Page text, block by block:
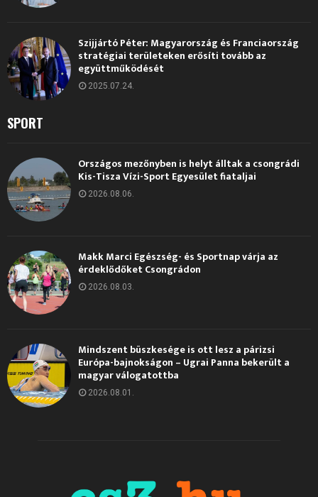
Szijjártó Péter: Magyarország és Franciaország
stratégiai területeken erősíti tovább az
együttműködését
2025.07.24.
SPORT
Országos mezőnyben is helyt álltak a csongrádi
Kis-Tisza Vízi-Sport Egyesület fiataljai
2026.08.06.
Makk Marci Egészség- és Sportnap várja az
érdeklődőket Csongrádon
2026.08.03.
Mindszent büszkesége is ott lesz a párizsi
Európa-bajnokságon – Ugrai Panna bekerült a
magyar válogatottba
2026.08.01.